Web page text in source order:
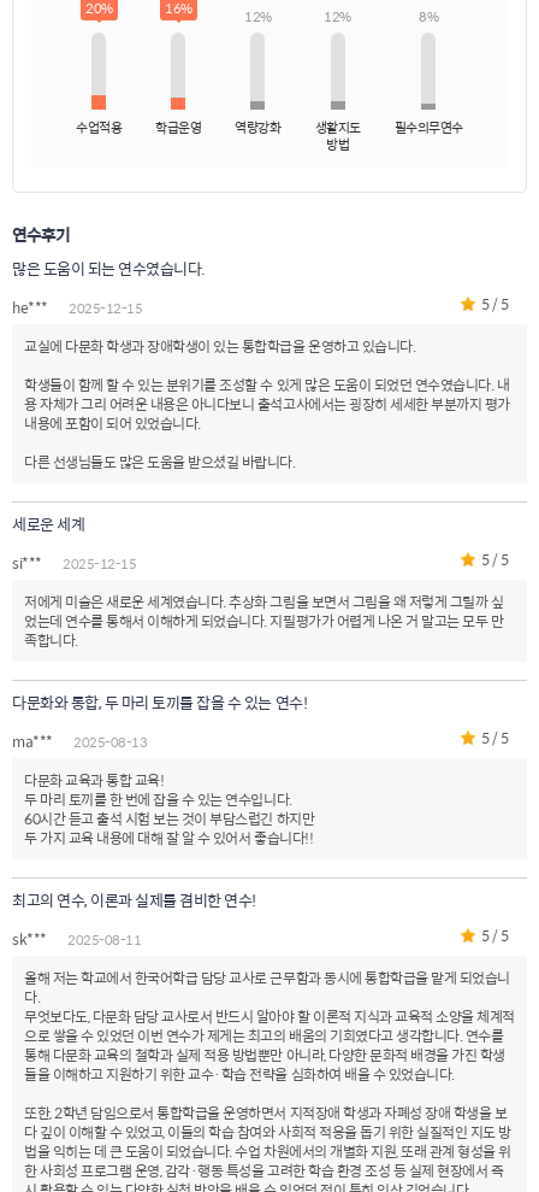
20%
수업적용
16%
학급운영
12%
역량강화
12%
생활지도
방법
8%
필수의무연수
연수후기
많은 도움이 되는 연수였습니다.
he*** 2025-12-15
5 / 5
교실에 다문화 학생과 장애학생이 있는 통합학급을 운영하고 있습니다.
학생들이 함께 할 수 있는 분위기를 조성할 수 있게 많은 도움이 되었던 연수였습니다. 내
용 자체가 그리 어려운 내용은 아니다보니 출석고사에서는 굉장히 세세한 부분까지 평가
내용에 포함이 되어 있었습니다.
다른 선생님들도 많은 도움을 받으셨길 바랍니다.
세로운 세계
si*** 2025-12-15
5 / 5
저에게 미술은 새로운 세계였습니다. 추상화 그림을 보면서 그림을 왜 저렇게 그릴까 싶
었는데 연수를 통해서 이해하게 되었습니다. 지필평가가 어렵게 나온 거 말고는 모두 만
족합니다.
다문화와 통합, 두 마리 토끼를 잡을 수 있는 연수!
ma*** 2025-08-13
5 / 5
다문화 교육과 통합 교육!
두 마리 토끼를 한 번에 잡을 수 있는 연수입니다.
60시간 듣고 출석 시험 보는 것이 부담스럽긴 하지만
두 가지 교육 내용에 대해 잘 알 수 있어서 좋습니다!!
최고의 연수, 이론과 실제를 겸비한 연수!
sk*** 2025-08-11
5 / 5
올해 저는 학교에서 한국어학급 담당 교사로 근무함과 동시에 통합학급을 맡게 되었습니
다.
무엇보다도, 다문화 담당 교사로서 반드시 알아야 할 이론적 지식과 교육적 소양을 체계적
으로 쌓을 수 있었던 이번 연수가 제게는 최고의 배움의 기회였다고 생각합니다. 연수를
통해 다문화 교육의 철학과 실제 적용 방법뿐만 아니라, 다양한 문화적 배경을 가진 학생
들을 이해하고 지원하기 위한 교수·학습 전략을 심화하여 배울 수 있었습니다.
또한, 2학년 담임으로서 통합학급을 운영하면서 지적장애 학생과 자폐성 장애 학생을 보
다 깊이 이해할 수 있었고, 이들의 학습 참여와 사회적 적응을 돕기 위한 실질적인 지도 방
법을 익히는 데 큰 도움이 되었습니다. 수업 차원에서의 개별화 지원, 또래 관계 형성을 위
한 사회성 프로그램 운영, 감각·행동 특성을 고려한 학습 환경 조성 등 실제 현장에서 즉